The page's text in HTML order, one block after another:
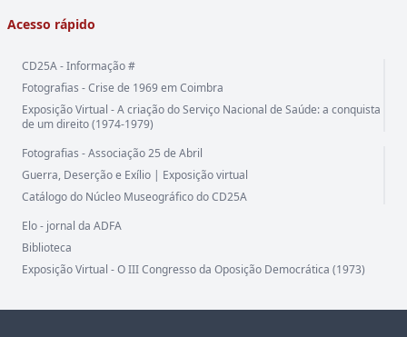
Acesso rápido
CD25A - Informação #
Fotografias - Crise de 1969 em Coimbra
Exposição Virtual - A criação do Serviço Nacional de Saúde: a conquista
de um direito (1974-1979)
Fotografias - Associação 25 de Abril
Guerra, Deserção e Exílio | Exposição virtual
Catálogo do Núcleo Museográfico do CD25A
Elo - jornal da ADFA
Biblioteca
Exposição Virtual - O III Congresso da Oposição Democrática (1973)